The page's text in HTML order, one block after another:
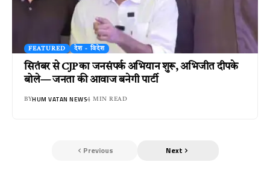
FEATURED देश - विदेश
सितंबर से CJP का जनसंपर्क अभियान शुरू, अभिजीत दीपके
बोले— जनता की आवाज बनेगी पार्टी
BYHUM VATAN NEWS4 MIN READ
Previous Next